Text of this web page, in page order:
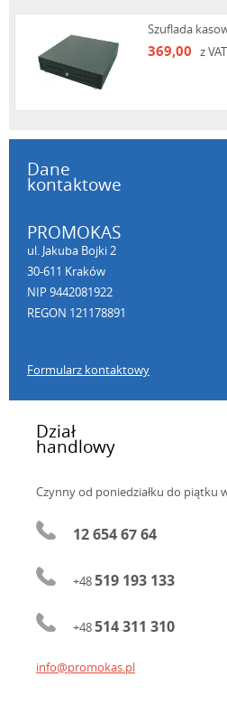
Szuflada
369,00 z VAT
Dane
kontaktowe
PROMOKAS
ul. Jakuba Bojki 2
30-611 Kraków
NIP 9442081922
REGON 121178891
Formularz kontaktowy
Dział
handlowy
Czynny od poniedziałku do piątku
12 654 67 64
+48519 193 133
+48514 311 310
info@promokas.pl